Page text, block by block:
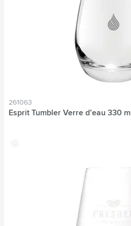
261063
Esprit Tumbler Verre d’eau 330 ml